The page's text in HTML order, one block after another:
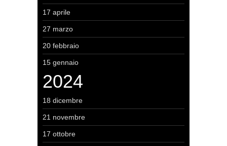
17 aprile
27 marzo
20 febbraio
15 gennaio
2024
18 dicembre
21 novembre
17 ottobre